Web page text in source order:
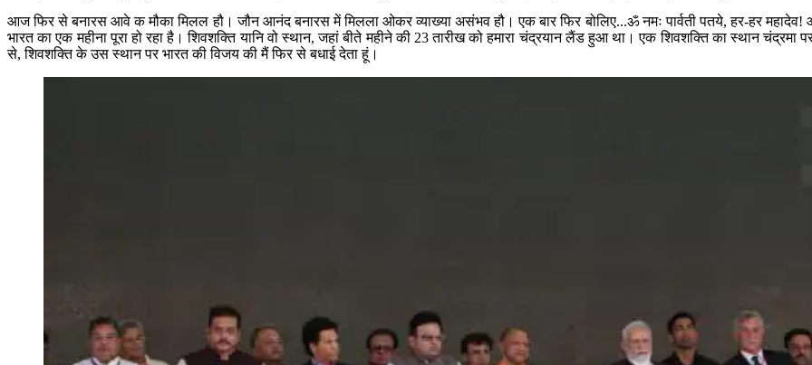
आज फिर से बनारस आवे क मौका मिलल हौ। जौन आनंद बनारस में मिलला ओकर व्याख्या असंभव हौ। एक बार फिर बोलिए...ॐ नमः पार्वती पतये, हर-हर
भारत का एक महीना पूरा हो रहा है। शिवशक्ति यानि वो स्थान, जहां बीते महीने की 23 तारीख को हमारा चंद्रयान लैंड हुआ था। एक शिवशक्ति का स्थान
से, शिवशक्ति के उस स्थान पर भारत की विजय की मैं फिर से बधाई देता हूं।